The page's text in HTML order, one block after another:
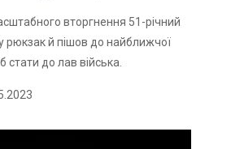
вторгнення 51-річний
рюкзак й пішов до найближчої
стати до лав війська.